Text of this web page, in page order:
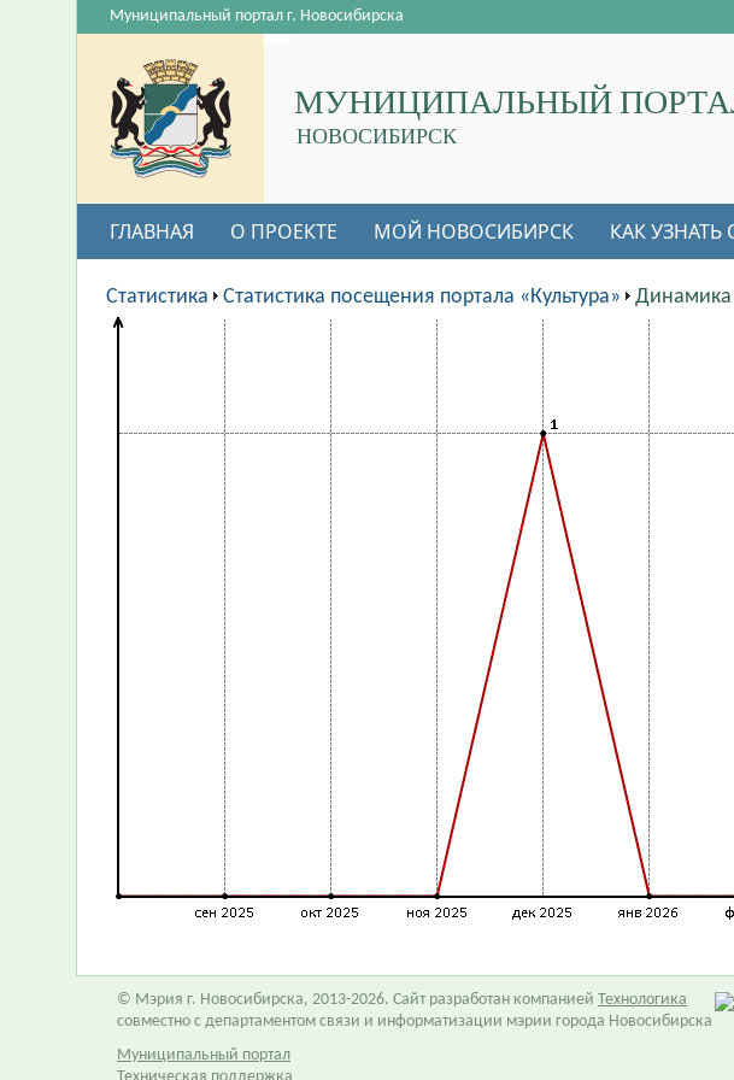
МУНИЦИПАЛЬНЫЙ
НОВОСИБИРСК
Муниципальный портал г. Новосибирска
ГЛАВНАЯ О ПРОЕКТЕ МОЙ НОВОСИБИРСК КАК
Статистика Статистика посещения портала «Культура» Динамика
© Мэрия г. Новосибирска, 2013-2026. Сайт разработан компанией Технологика
совместно с департаментом связи и информатизации мэрии города Новосибирска
Муниципальный портал